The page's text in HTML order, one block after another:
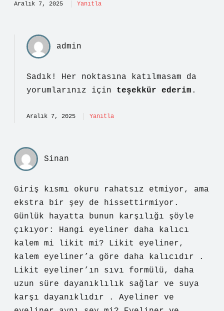
Aralık 7, 2025 Yanıtla
admin
Sadık! Her noktasına katılmasam da
yorumlarınız için teşekkür ederim .
Aralık 7, 2025 Yanıtla
Sinan
Giriş kısmı okuru rahatsız etmiyor, ama
ekstra bir şey de hissettirmiyor.
Günlük hayatta bunun karşılığı şöyle
çıkıyor: Hangi eyeliner daha kalıcı
kalem mi likit mi? Likit eyeliner,
kalem eyeliner’a göre daha kalıcıdır .
Likit eyeliner’ın sıvı formülü, daha
uzun süre dayanıklılık sağlar ve suya
karşı dayanıklıdır . Ayeliner ve